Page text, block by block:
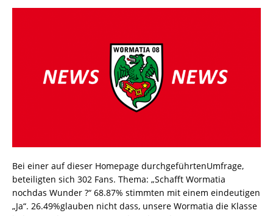
Bei einer auf dieser Homepage durchgeführtenUmfrage,
beteiligten sich 302 Fans. Thema: „Schafft Wormatia
nochdas Wunder ?“ 68.87% stimmten mit einem eindeutigen
„Ja“. 26.49%glauben nicht dass, unsere Wormatia die Klasse